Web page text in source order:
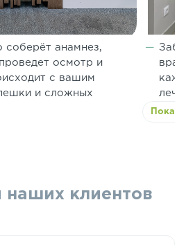
соберёт анамнез,
осмотр и
с вашим
и сложных
наших клиентов